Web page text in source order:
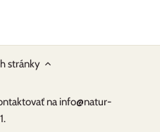
stránky
na info@natur-